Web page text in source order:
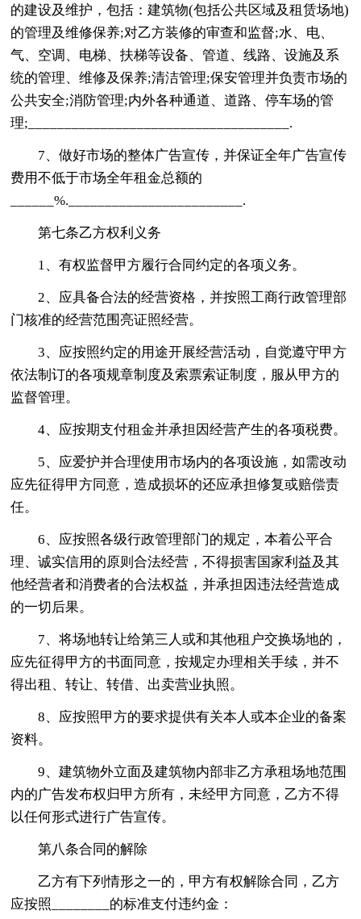
的建设及维护，包括：建筑物(包括公共区域及租赁场地)
的管理及维修保养;对乙方装修的审查和监督;水、电、
气、空调、电梯、扶梯等设备、管道、线路、设施及系
统的管理、维修及保养;清洁管理;保安管理并负责市场的
公共安全;消防管理;内外各种通道、道路、停车场的管
理;____________________________________.
7、做好市场的整体广告宣传，并保证全年广告宣传
费用不低于市场全年租金总额的
______%.________________________.
第七条乙方权利义务
1、有权监督甲方履行合同约定的各项义务。
2、应具备合法的经营资格，并按照工商行政管理部
门核准的经营范围亮证照经营。
3、应按照约定的用途开展经营活动，自觉遵守甲方
依法制订的各项规章制度及索票索证制度，服从甲方的
监督管理。
4、应按期支付租金并承担因经营产生的各项税费。
5、应爱护并合理使用市场内的各项设施，如需改动
应先征得甲方同意，造成损坏的还应承担修复或赔偿责
任。
6、应按照各级行政管理部门的规定，本着公平合
理、诚实信用的原则合法经营，不得损害国家利益及其
他经营者和消费者的合法权益，并承担因违法经营造成
的一切后果。
7、将场地转让给第三人或和其他租户交换场地的，
应先征得甲方的书面同意，按规定办理相关手续，并不
得出租、转让、转借、出卖营业执照。
8、应按照甲方的要求提供有关本人或本企业的备案
资料。
9、建筑物外立面及建筑物内部非乙方承租场地范围
内的广告发布权归甲方所有，未经甲方同意，乙方不得
以任何形式进行广告宣传。
第八条合同的解除
乙方有下列情形之一的，甲方有权解除合同，乙方
应按照________的标准支付违约金：